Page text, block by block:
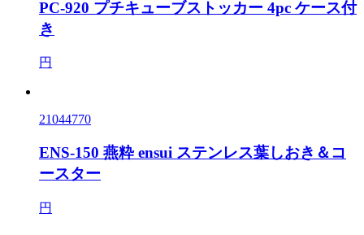
PC-920 プチキューブストッカー 4pc ケース付
き
円
21044770
ENS-150 燕粋 ensui ステンレス葉しおき＆コ
ースター
円